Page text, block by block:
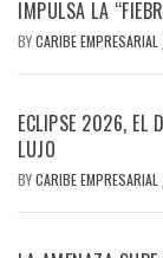
IMPULSA LA
BYCARIBE EMPRESARIAL
ECLIPSE 2026, EL
LUJO
BYCARIBE EMPRESARIAL